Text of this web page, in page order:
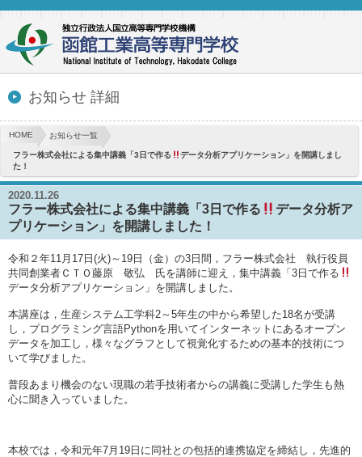
お知らせ 詳細
HOME お知らせ一覧
フラー株式会社による集中講義「3日で作る
データ分析アプリケーション」を開講しまし
た！
2020.11.26
フラー株式会社による集中講義「3日で作る
データ分析ア
プリケーション」を開講しました！
令和２年11月17日(火)～19日（金）の3日間，フラー株式会社 執行役員
共同創業者ＣＴＯ藤原 敬弘 氏を講師に迎え，集中講義「3日で作る
データ分析アプリケーション」を開講しました。
本講座は，生産システム工学科2～5年生の中から希望した18名が受講
し，プログラミング言語Pythonを用いてインターネットにあるオープン
データを加工し，様々なグラフとして視覚化するための基本的技術につ
いて学びました。
普段あまり機会のない現職の若手技術者からの講義に受講した学生も熱
心に聞き入っていました。
本校では，令和元年7月19日に同社との包括的連携協定を締結し，先進的